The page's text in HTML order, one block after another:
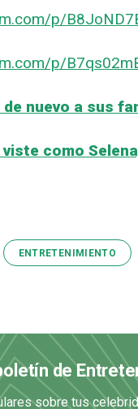
p/
p/
nuevo a sus
como
ENTRETENIMIENTO
de
sobre tus